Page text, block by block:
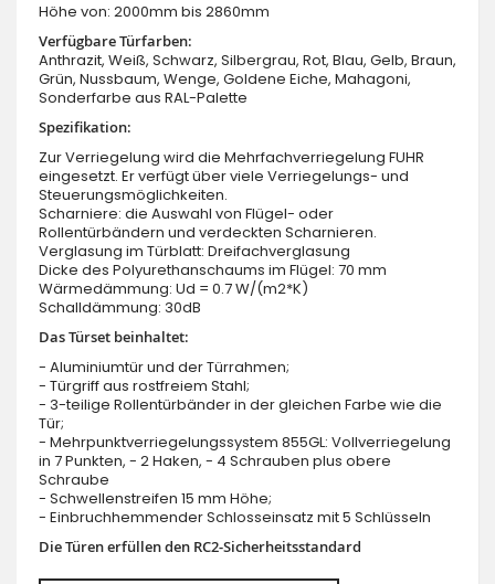
Höhe von: 2000mm bis 2860mm
Verfügbare Türfarben:
Anthrazit, Weiß, Schwarz, Silbergrau, Rot, Blau, Gelb, Braun,
Grün, Nussbaum, Wenge, Goldene Eiche, Mahagoni,
Sonderfarbe aus RAL-Palette
Spezifikation:
Zur Verriegelung wird die Mehrfachverriegelung FUHR
eingesetzt. Er verfügt über viele Verriegelungs- und
Steuerungsmöglichkeiten.
Scharniere: die Auswahl von Flügel- oder
Rollentürbändern und verdeckten Scharnieren.
Verglasung im Türblatt: Dreifachverglasung
Dicke des Polyurethanschaums im Flügel: 70 mm
Wärmedämmung: Ud = 0.7 W/(m2*K)
Schalldämmung: 30dB
Das Türset beinhaltet:
- Aluminiumtür und der Türrahmen;
- Türgriff aus rostfreiem Stahl;
- 3-teilige Rollentürbänder in der gleichen Farbe wie die
Tür;
- Mehrpunktverriegelungssystem 855GL: Vollverriegelung
in 7 Punkten, - 2 Haken, - 4 Schrauben plus obere
Schraube
- Schwellenstreifen 15 mm Höhe;
- Einbruchhemmender Schlosseinsatz mit 5 Schlüsseln
Die Türen erfüllen den RC2-Sicherheitsstandard